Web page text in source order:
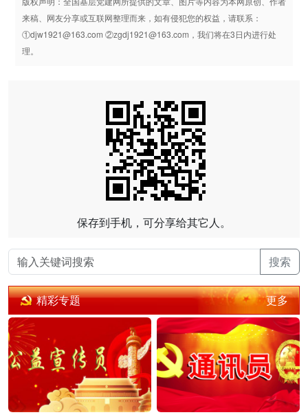
来稿、网友分享或互联网整理而来，如有侵犯您的权益，请联系：
①djw1921@163.com ②zgdj1921@163.com，我们将在3日内进行处
理。
保存到手机，可分享给其它人。
搜索
精彩专题 更多